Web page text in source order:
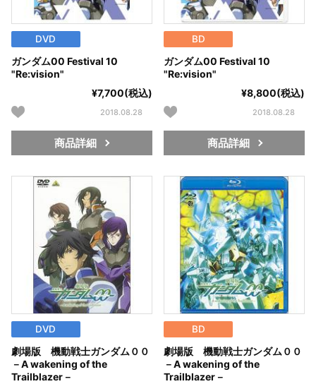
DVD
ガンダム00 Festival 10
"Re:vision"
¥7,700(税込)
2018.08.28
商品詳細
BD
ガンダム00 Festival 10
"Re:vision"
¥8,800(税込)
2018.08.28
商品詳細
DVD
劇場版 機動戦士ガンダム００
－A wakening of the
Trailblazer－
BD
劇場版 機動戦士ガンダム００
－A wakening of the
Trailblazer－